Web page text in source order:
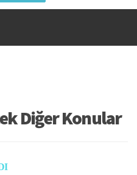
Diğer Konular